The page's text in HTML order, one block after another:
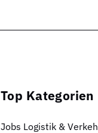
Top Kategorien
Jobs Logistik &